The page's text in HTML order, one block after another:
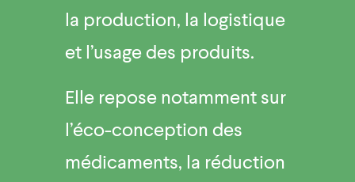
la production, la logistique
et l’usage des produits.
Elle repose notamment sur
l’éco-conception des
médicaments, la réduction